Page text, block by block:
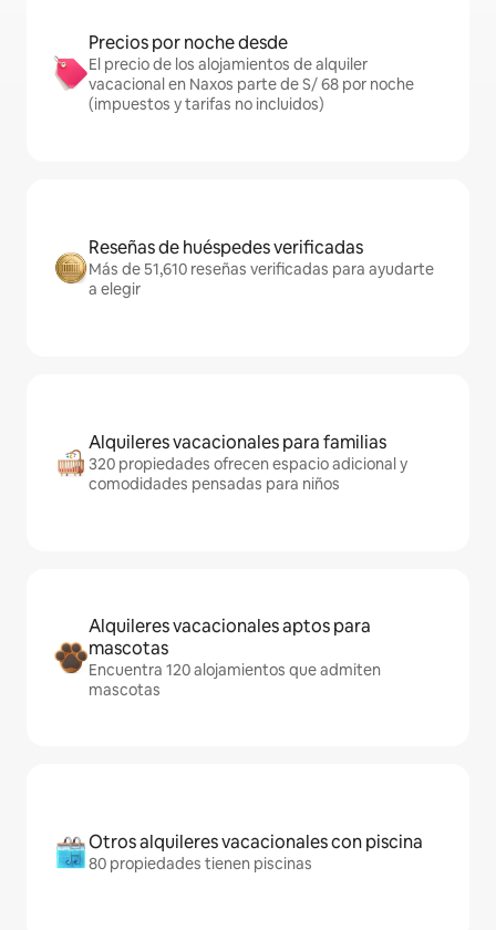
Precios por noche desde
El precio de los alojamientos de alquiler
vacacional en Naxos parte de S/ 68 por noche
(impuestos y tarifas no incluidos)
Reseñas de huéspedes verificadas
Más de 51,610 reseñas verificadas para ayudarte
a elegir
Alquileres vacacionales para familias
320 propiedades ofrecen espacio adicional y
comodidades pensadas para niños
Alquileres vacacionales aptos para
mascotas
Encuentra 120 alojamientos que admiten
mascotas
Otros alquileres vacacionales con piscina
80 propiedades tienen piscinas